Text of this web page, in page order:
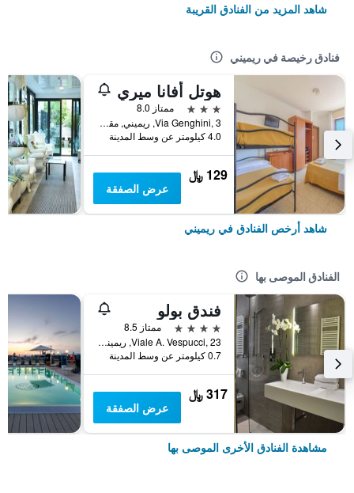
شاهد المزيد من الفنادق القريبة
فنادق رخيصة في ريميني
هوتل أفانا ميري
3 نجوم
ممتاز 8.0
Via Genghini, 3, ريميني, مقاطعة ريميني, إيطاليا
4.0 كيلومتر عن وسط المدينة
129 ﷼
عرض الصفقة
شاهد أرخص الفنادق في ريميني
الفنادق الموصى بها
فندق بولو
4 نجوم
ممتاز 8.5
Viale A. Vespucci, 23, ريميني, مقاطعة ريميني, إيطاليا
0.7 كيلومتر عن وسط المدينة
317 ﷼
عرض الصفقة
مشاهدة الفنادق الأخرى الموصى بها